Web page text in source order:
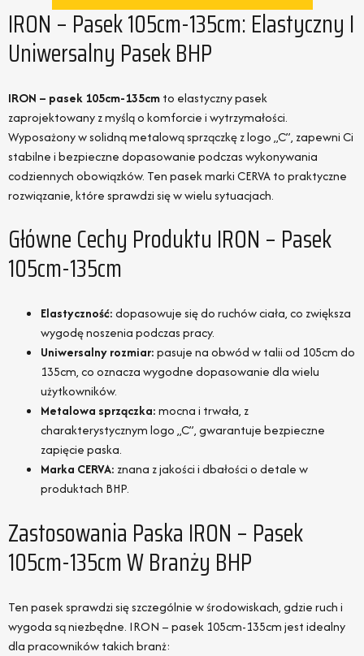
IRON – Pasek 105cm-135cm: Elastyczny I
Uniwersalny Pasek BHP
IRON – pasek 105cm-135cmto elastyczny pasek
zaprojektowany z myślą o komforcie i wytrzymałości.
Wyposażony w solidną metalową sprzączkę z logo „C”, zapewni Ci
stabilne i bezpieczne dopasowanie podczas wykonywania
codziennych obowiązków. Ten pasek marki CERVA to praktyczne
rozwiązanie, które sprawdzi się w wielu sytuacjach.
Główne Cechy Produktu IRON – Pasek
105cm-135cm
Elastyczność:dopasowuje się do ruchów ciała, co zwiększa
wygodę noszenia podczas pracy.
Uniwersalny rozmiar:pasuje na obwód w talii od 105cm do
135cm, co oznacza wygodne dopasowanie dla wielu
użytkowników.
Metalowa sprzączka:mocna i trwała, z
charakterystycznym logo „C”, gwarantuje bezpieczne
zapięcie paska.
Marka CERVA: znana z jakości i dbałości o detale w
produktach BHP.
Zastosowania Paska IRON – Pasek
105cm-135cm W Branży BHP
Ten pasek sprawdzi się szczególnie w środowiskach, gdzie ruch i
wygoda są niezbędne. IRON – pasek 105cm-135cm jest idealny
dla pracowników takich branż: